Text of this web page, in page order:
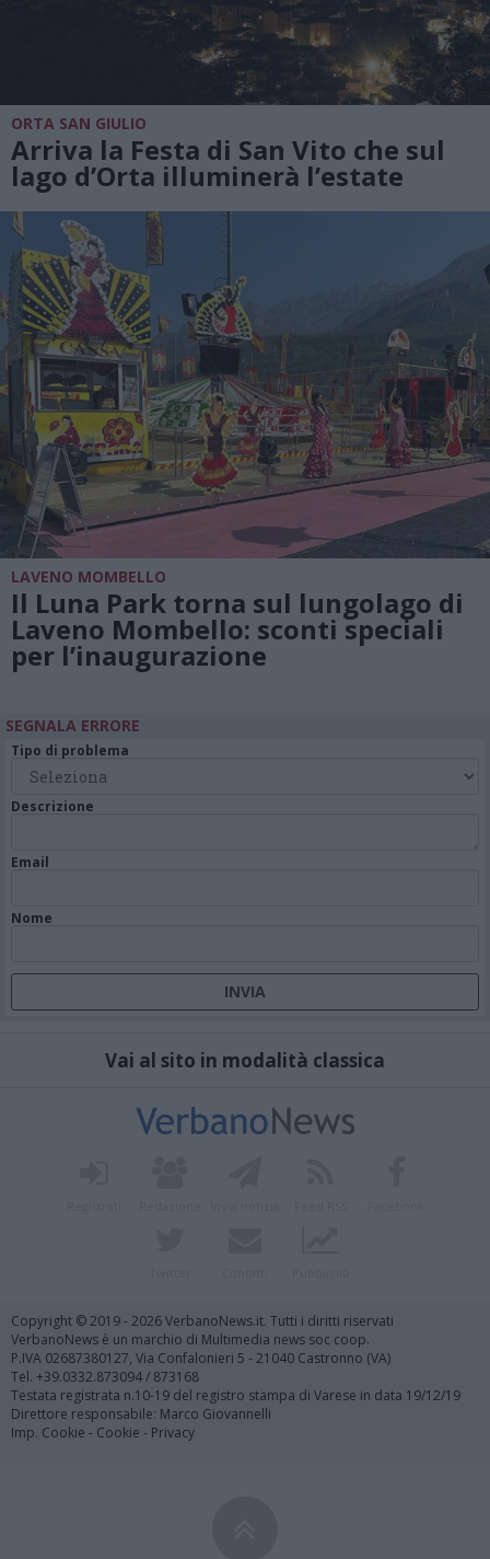
ORTA SAN GIULIO
Arriva la Festa di San Vito che sul
lago d’Orta illuminerà l’estate
LAVENO MOMBELLO
Il Luna Park torna sul lungolago di
Laveno Mombello: sconti speciali
per l’inaugurazione
SEGNALA ERRORE
Tipo di problema
Descrizione
Email
Nome
Vai al sito in modalità classica
Copyright © 2019 - 2026 VerbanoNews.it. Tutti i diritti riservati
VerbanoNews è un marchio di Multimedia news soc coop.
P.IVA 02687380127, Via Confalonieri 5 - 21040 Castronno (VA)
Tel. +39.0332.873094 / 873168
Testata registrata n.10-19 del registro stampa di Varese in data 19/12/19
Direttore responsabile: Marco Giovannelli
Imp. Cookie - Cookie - Privacy